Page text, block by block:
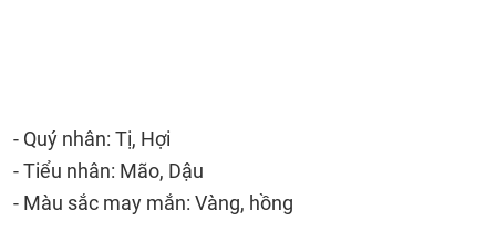
- Quý nhân: Tị, Hợi
- Tiểu nhân: Mão, Dậu
- Màu sắc may mắn: Vàng, hồng